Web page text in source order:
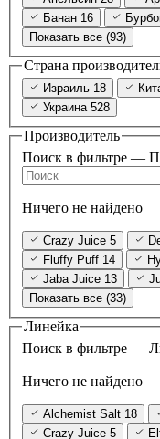
Банан 16
Показать все (93)
Страна
Израиль 18
Украина 528
Производитель
Поиск в фильтре —
Ничего не найдено
Crazy Juice 5
Fluffy Puff 14
Jaba Juice 13
Показать все (33)
Линейка
Поиск в фильтре —
Ничего не найдено
Alchemist Salt 18
Crazy Juice 5